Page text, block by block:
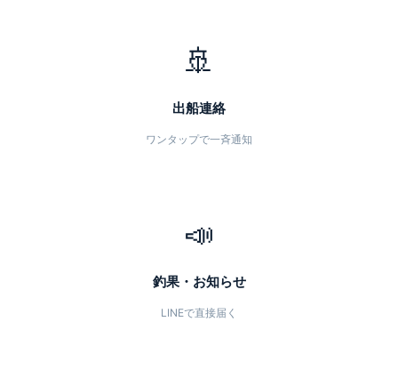
🚢
出船連絡
ワンタップで一斉通知
📣
釣果・お知らせ
LINEで直接届く